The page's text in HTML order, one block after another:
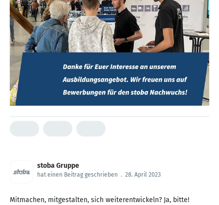
stoba Gruppe
hat einen Beitrag geschrieben . 28. April 2023
Mitmachen, mitgestalten, sich weiterentwickeln? Ja, bitte!